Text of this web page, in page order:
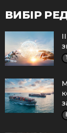
ВИБІР